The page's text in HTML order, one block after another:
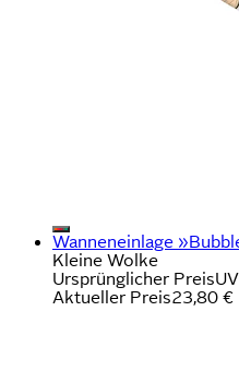
Wanneneinlage
Kleine Wolke
Ursprünglicher Preis
Aktueller Preis23,80 €